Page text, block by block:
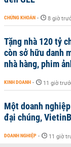
CHỨNG KHOÁN - 8 giờ
Tặng nhà 120 tỷ
còn sở hữu danh
nhà hàng, phim
KINH DOANH - 11 giờ
Một doanh
đại chúng,
DOANH NGHIỆP - 11 giờ